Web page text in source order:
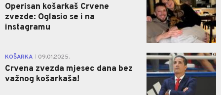
Operisan košarkaš Crvene
zvezde: Oglasio se i na
instagramu
KOŠARKA 09.01.2025.
Crvena zvezda mjesec dana bez
važnog košarkaša!
0